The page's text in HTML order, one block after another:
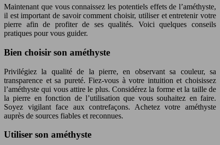
Maintenant que vous connaissez les potentiels effets de l’améthyste,
il est important de savoir comment choisir, utiliser et entretenir votre
pierre afin de profiter de ses qualités. Voici quelques conseils
pratiques pour vous guider.
Bien choisir son améthyste
Privilégiez la qualité de la pierre, en observant sa couleur, sa
transparence et sa pureté. Fiez-vous à votre intuition et choisissez
l’améthyste qui vous attire le plus. Considérez la forme et la taille de
la pierre en fonction de l’utilisation que vous souhaitez en faire.
Soyez vigilant face aux contrefaçons. Achetez votre améthyste
auprès de sources fiables et reconnues.
Utiliser son améthyste